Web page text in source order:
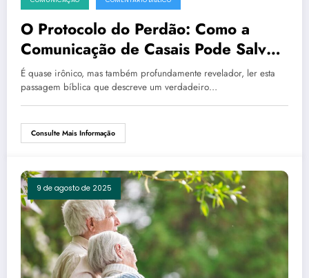
O Protocolo do Perdão: Como a
Comunicação de Casais Pode Salvar
seu Relacionamento
É quase irônico, mas também profundamente revelador, ler esta
passagem bíblica que descreve um verdadeiro…
Consulte Mais Informação
9 de agosto de 2025